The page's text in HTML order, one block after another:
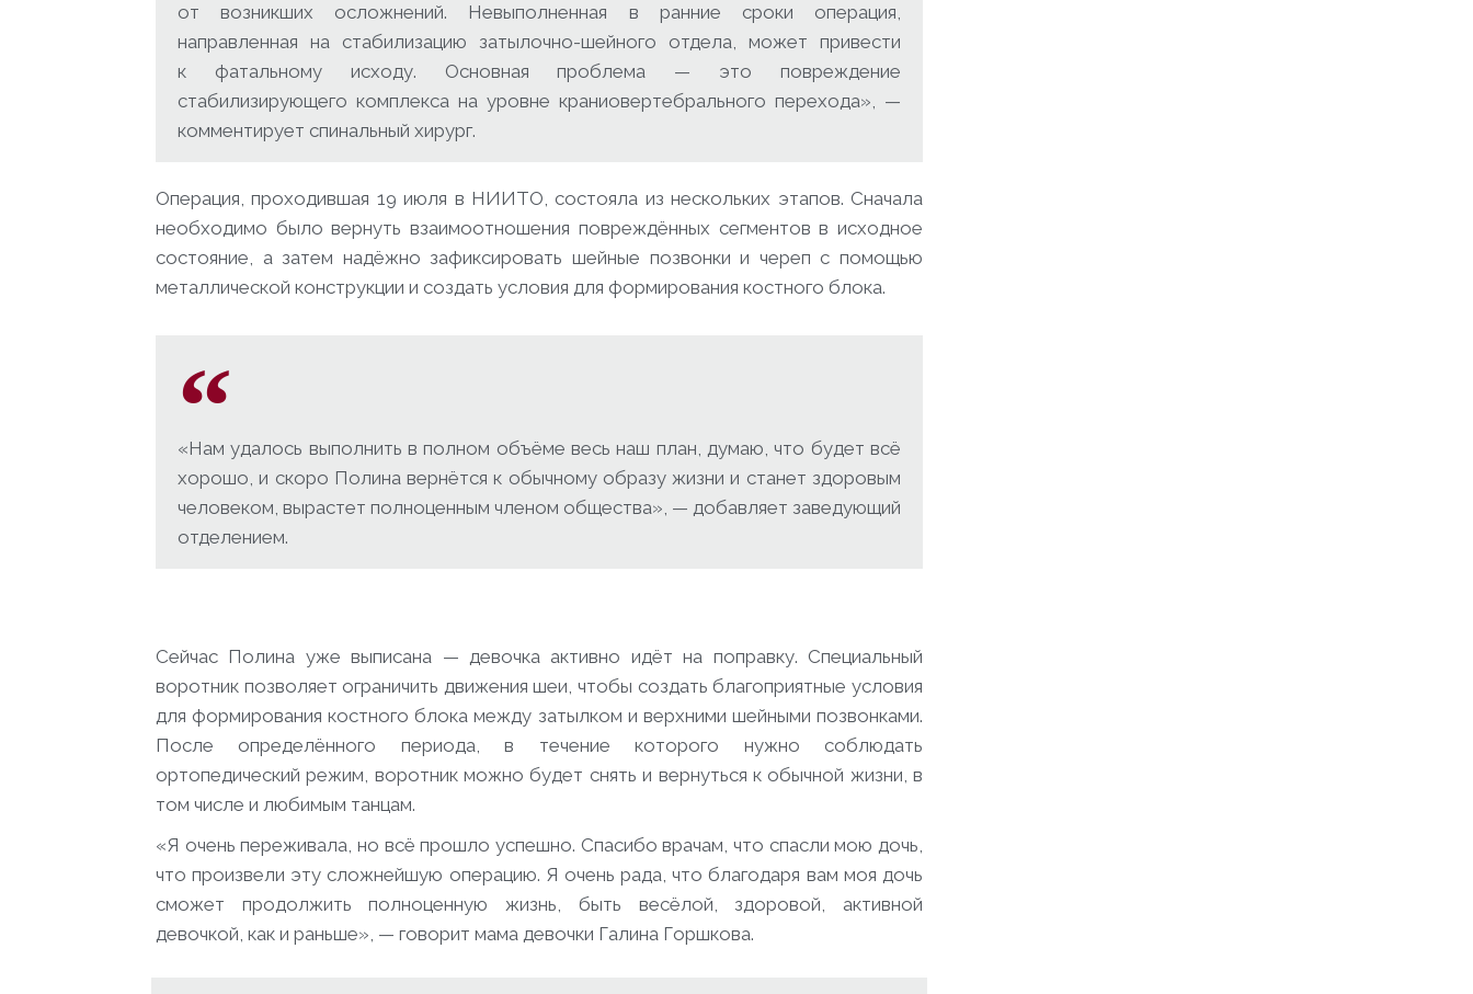
от возникших осложнений. Невыполненная в ранние сроки операция,
направленная на стабилизацию затылочно-шейного отдела, может привести
к фатальному исходу. Основная проблема — это повреждение
стабилизирующего комплекса на уровне краниовертебрального перехода», —
комментирует спинальный хирург.
Операция, проходившая 19 июля в НИИТО, состояла из нескольких этапов. Сначала
необходимо было вернуть взаимоотношения повреждённых сегментов в исходное
состояние, а затем надёжно зафиксировать шейные позвонки и череп с помощью
металлической конструкции и создать условия для формирования костного блока.
«Нам удалось выполнить в полном объёме весь наш план, думаю, что будет всё
хорошо, и скоро Полина вернётся к обычному образу жизни и станет здоровым
человеком, вырастет полноценным членом общества», — добавляет заведующий
отделением.
Сейчас Полина уже выписана — девочка активно идёт на поправку. Специальный
воротник позволяет ограничить движения шеи, чтобы создать благоприятные условия
для формирования костного блока между затылком и верхними шейными позвонками.
После определённого периода, в течение которого нужно соблюдать
ортопедический режим, воротник можно будет снять и вернуться к обычной жизни, в
том числе и любимым танцам.
«Я очень переживала, но всё прошло успешно. Спасибо врачам, что спасли мою дочь,
что произвели эту сложнейшую операцию. Я очень рада, что благодаря вам моя дочь
сможет продолжить полноценную жизнь, быть весёлой, здоровой, активной
девочкой, как и раньше», — говорит мама девочки Галина Горшкова.